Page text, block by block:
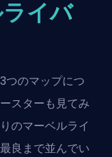
イバ
つのマップにつ
スターも見てみ
のマーベルライ
良まで並んでい